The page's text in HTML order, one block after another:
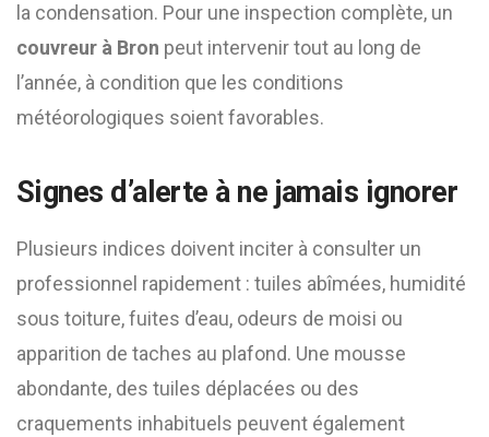
la condensation. Pour une inspection complète, un
couvreur à Bron peut intervenir tout au long de
l’année, à condition que les conditions
météorologiques soient favorables.
Signes d’alerte à ne jamais ignorer
Plusieurs indices doivent inciter à consulter un
professionnel rapidement : tuiles abîmées, humidité
sous toiture, fuites d’eau, odeurs de moisi ou
apparition de taches au plafond. Une mousse
abondante, des tuiles déplacées ou des
craquements inhabituels peuvent également